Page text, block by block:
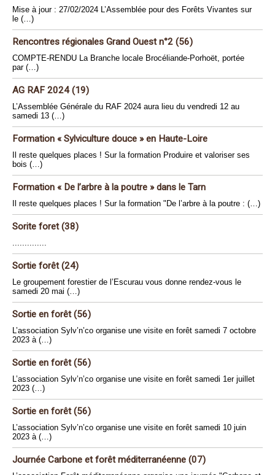
Mise à jour : 27/02/2024 L’Assemblée pour des Forêts Vivantes sur
le (…)
Rencontres régionales Grand Ouest n°2 (56)
COMPTE-RENDU La Branche locale Brocéliande-Porhoët, portée
par (…)
AG RAF 2024 (19)
L’Assemblée Générale du RAF 2024 aura lieu du vendredi 12 au
samedi 13 (…)
Formation « Sylviculture douce » en Haute-Loire
Il reste quelques places ! Sur la formation Produire et valoriser ses
bois (…)
Formation « De l’arbre à la poutre » dans le Tarn
Il reste quelques places ! Sur la formation "De l’arbre à la poutre : (…)
Sorite foret (38)
..............
Sortie forêt (24)
Le groupement forestier de l’Escurau vous donne rendez-vous le
samedi 20 mai (…)
Sortie en forêt (56)
L’association Sylv’n’co organise une visite en forêt samedi 7 octobre
2023 à (…)
Sortie en forêt (56)
L’association Sylv’n’co organise une visite en forêt samedi 1er juillet
2023 (…)
Sortie en forêt (56)
L’association Sylv’n’co organise une visite en forêt samedi 10 juin
2023 à (…)
Journée Carbone et forêt méditerranéenne (07)